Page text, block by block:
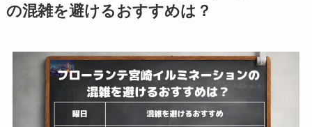
の混雑を避けるおすすめは？